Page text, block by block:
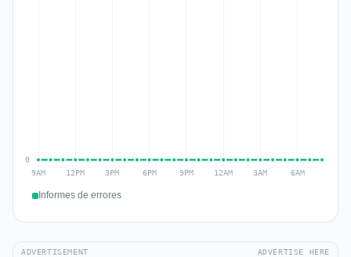
Informes de errores
ADVERTISEMENT ADVERTISE HERE